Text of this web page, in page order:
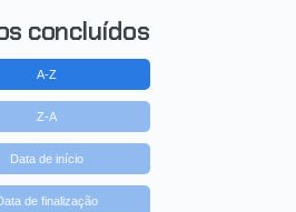
concluídos
A-Z
Z-A
Data de início
de finalização